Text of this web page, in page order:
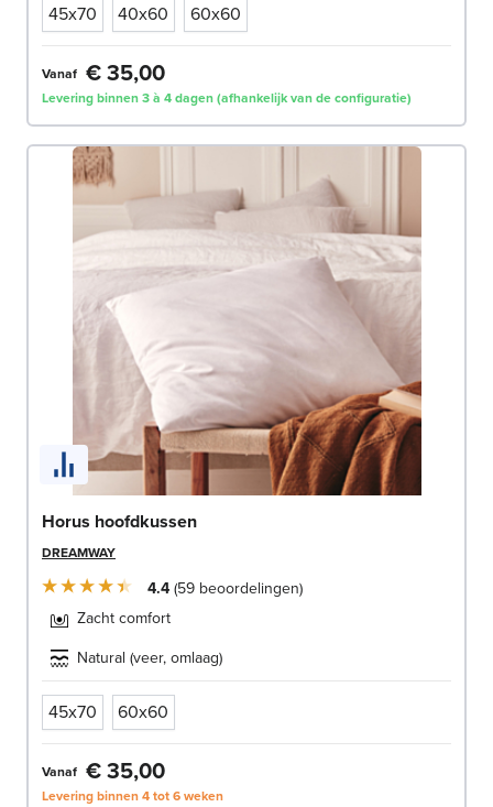
45x70 40x60 60x60
Vanaf € 35,00
Levering binnen 3 à 4 dagen (afhankelijk van de configuratie)
Horus hoofdkussen
DREAMWAY
4.4 59 beoordelingen
Zacht comfort
Natural (veer, omlaag)
45x70 60x60
Vanaf € 35,00
Levering binnen 4 tot 6 weken